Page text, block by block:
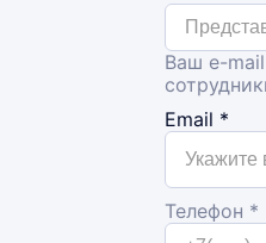
Ваш e-mail
Email *
Телефон *